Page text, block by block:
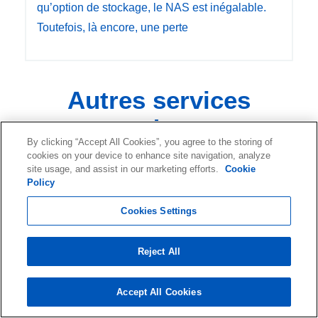
qu’option de stockage, le NAS est inégalable.
Toutefois, là encore, une perte
Autres services
de
récupération
Récupération RAID
Réparer, récupérer et reconstruire des
données RAID devenues inaccessibles.
By clicking “Accept All Cookies”, you agree to the storing of
cookies on your device to enhance site navigation, analyze
site usage, and assist in our marketing efforts.
Cookie
Policy
Cookies Settings
Reject All
Accept All Cookies